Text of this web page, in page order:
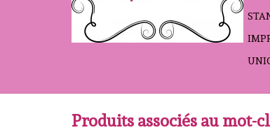
Produits associés au mot-